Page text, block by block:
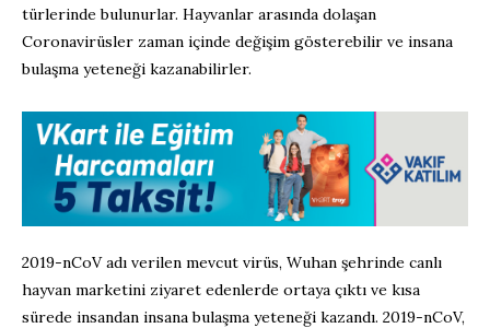
türlerinde bulunurlar. Hayvanlar arasında dolaşan
Coronavirüsler zaman içinde değişim gösterebilir ve insana
bulaşma yeteneği kazanabilirler.
2019-nCoV adı verilen mevcut virüs, Wuhan şehrinde canlı
hayvan marketini ziyaret edenlerde ortaya çıktı ve kısa
sürede insandan insana bulaşma yeteneği kazandı. 2019-nCoV,